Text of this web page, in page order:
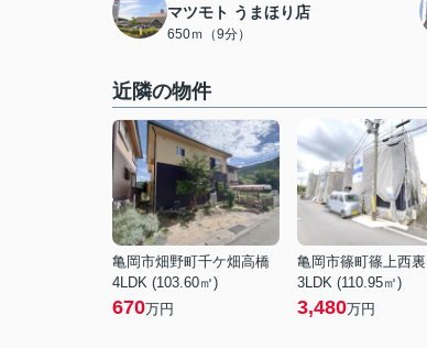
マツモト うまほり店
650ｍ（9分）
近隣の物件
亀岡市畑野町千ケ畑高橋
4LDK (103.60㎡)
670万円
亀岡市篠町篠上西裏
3LDK (110.95㎡)
3,480万円